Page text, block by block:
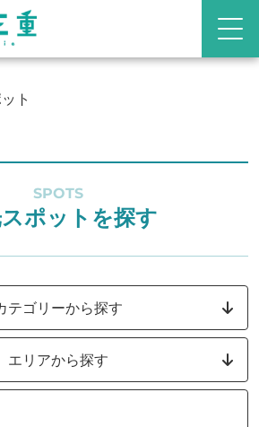
ト
SPOTS
ポットを探す
テゴリーから探す
エリアから探す